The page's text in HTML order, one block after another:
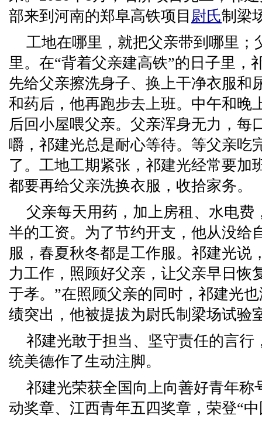
部来到河南的郑阜高铁项目 尉氏制梁
工地在哪里，就把父亲带到哪里；
里。在“背着父亲建高铁”的日子里，
先给父亲擦洗身子、换上干净衣服和
和药后，他再跑步去上班。中午和晚
后回小屋喂父亲。父亲浑身无力，每
嚼，祁建光总是耐心等待。等父亲吃
了。工地工期紧张，祁建光经常要加
都要再给父亲洗换衣服，收拾家务。
父亲每天用药，加上房租、水电费
半的工资。为了节约开支，他从没给
服，春夏秋冬都是工作服。祁建光说
力工作，照顾好父亲，让父亲早日恢
于孝。”在照顾父亲的同时，祁建光
绩突出，他被提拔为尉氏制梁场试验
祁建光敢于担当、坚守责任的言行
统美德作了生动注脚。
祁建光荣获全国向上向善好青年称
动奖章、江西青年五四奖章，荣登“